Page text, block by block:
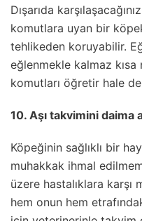
Dışarıda
komutlara uyan bir
tehlikeden koruyabilir.
eğlenmekle kalmaz kısa
komutları öğretir hale
10. Aşı takvimini daima
Köpeğinin sağlıklı bir
muhakkak ihmal
üzere hastalıklara karşı
hem onun hem